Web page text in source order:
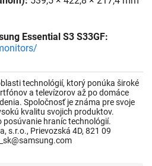
Essential S3 S33GF:
technológií, ktorý ponúka široké
a televízorov až po domáce
Spoločnosť je známa pre svoje
kvalitu svojich produktov.
posúvanie hraníc technológií.
s.r.o., Prievozská 4D, 821 09